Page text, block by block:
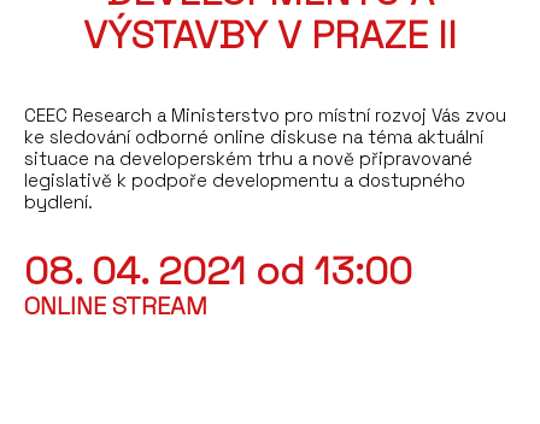
VÝSTAVBY V PRAZE II
CEEC Research a Ministerstvo pro místní rozvoj Vás zvou
ke sledování odborné online diskuse na téma aktuální
situace na developerském trhu a nově připravované
legislativě k podpoře developmentu a dostupného
bydlení.
08. 04. 2021 od 13:00
ONLINE STREAM